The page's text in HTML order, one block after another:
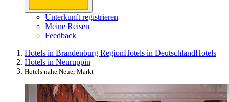
Unterkunft registrieren
Meine Reisen
Feedback
Hotels in Brandenburg RegionHotels in DeutschlandHotels
Hotels in Neuruppin
Hotels nahe Neuer Markt